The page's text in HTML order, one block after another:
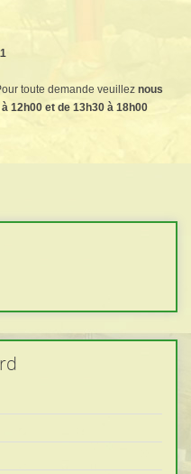
toute demande veuillez nous
12h00 et de 13h30 à 18h00